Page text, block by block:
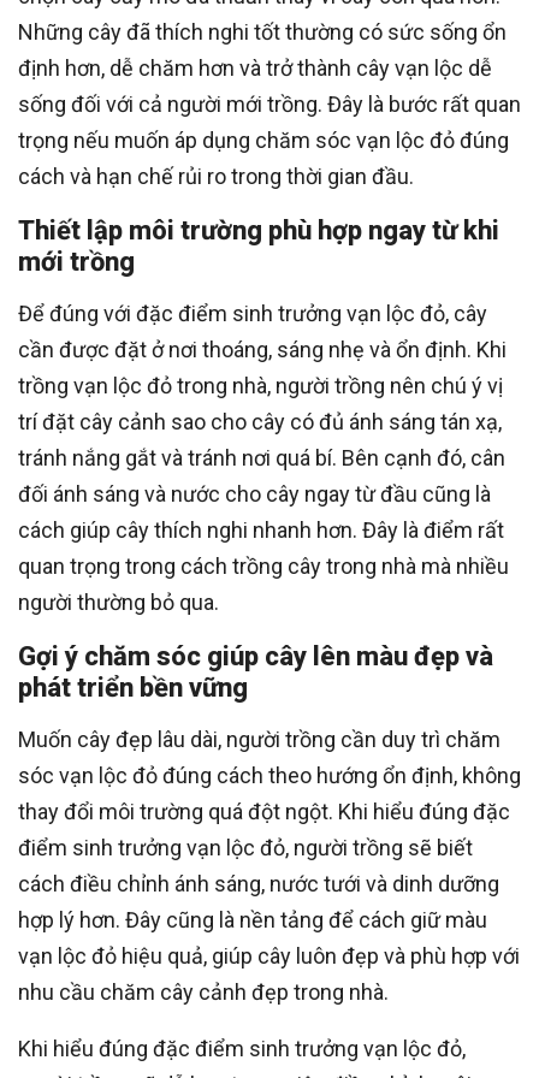
Những cây đã thích nghi tốt thường có sức sống ổn
định hơn, dễ chăm hơn và trở thành cây vạn lộc dễ
sống đối với cả người mới trồng. Đây là bước rất quan
trọng nếu muốn áp dụng chăm sóc vạn lộc đỏ đúng
cách và hạn chế rủi ro trong thời gian đầu.
Thiết lập môi trường phù hợp ngay từ khi
mới trồng
Để đúng với đặc điểm sinh trưởng vạn lộc đỏ, cây
cần được đặt ở nơi thoáng, sáng nhẹ và ổn định. Khi
trồng vạn lộc đỏ trong nhà, người trồng nên chú ý vị
trí đặt cây cảnh sao cho cây có đủ ánh sáng tán xạ,
tránh nắng gắt và tránh nơi quá bí. Bên cạnh đó, cân
đối ánh sáng và nước cho cây ngay từ đầu cũng là
cách giúp cây thích nghi nhanh hơn. Đây là điểm rất
quan trọng trong cách trồng cây trong nhà mà nhiều
người thường bỏ qua.
Gợi ý chăm sóc giúp cây lên màu đẹp và
phát triển bền vững
Muốn cây đẹp lâu dài, người trồng cần duy trì chăm
sóc vạn lộc đỏ đúng cách theo hướng ổn định, không
thay đổi môi trường quá đột ngột. Khi hiểu đúng đặc
điểm sinh trưởng vạn lộc đỏ, người trồng sẽ biết
cách điều chỉnh ánh sáng, nước tưới và dinh dưỡng
hợp lý hơn. Đây cũng là nền tảng để cách giữ màu
vạn lộc đỏ hiệu quả, giúp cây luôn đẹp và phù hợp với
nhu cầu chăm cây cảnh đẹp trong nhà.
Khi hiểu đúng đặc điểm sinh trưởng vạn lộc đỏ,